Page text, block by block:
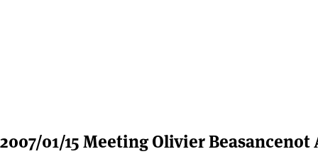
2007/01/15 Meeting Olivier Beasancenot